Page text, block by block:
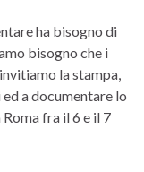
ha bisogno di
bisogno che i
la stampa,
a documentare lo
fra il 6 e il 7